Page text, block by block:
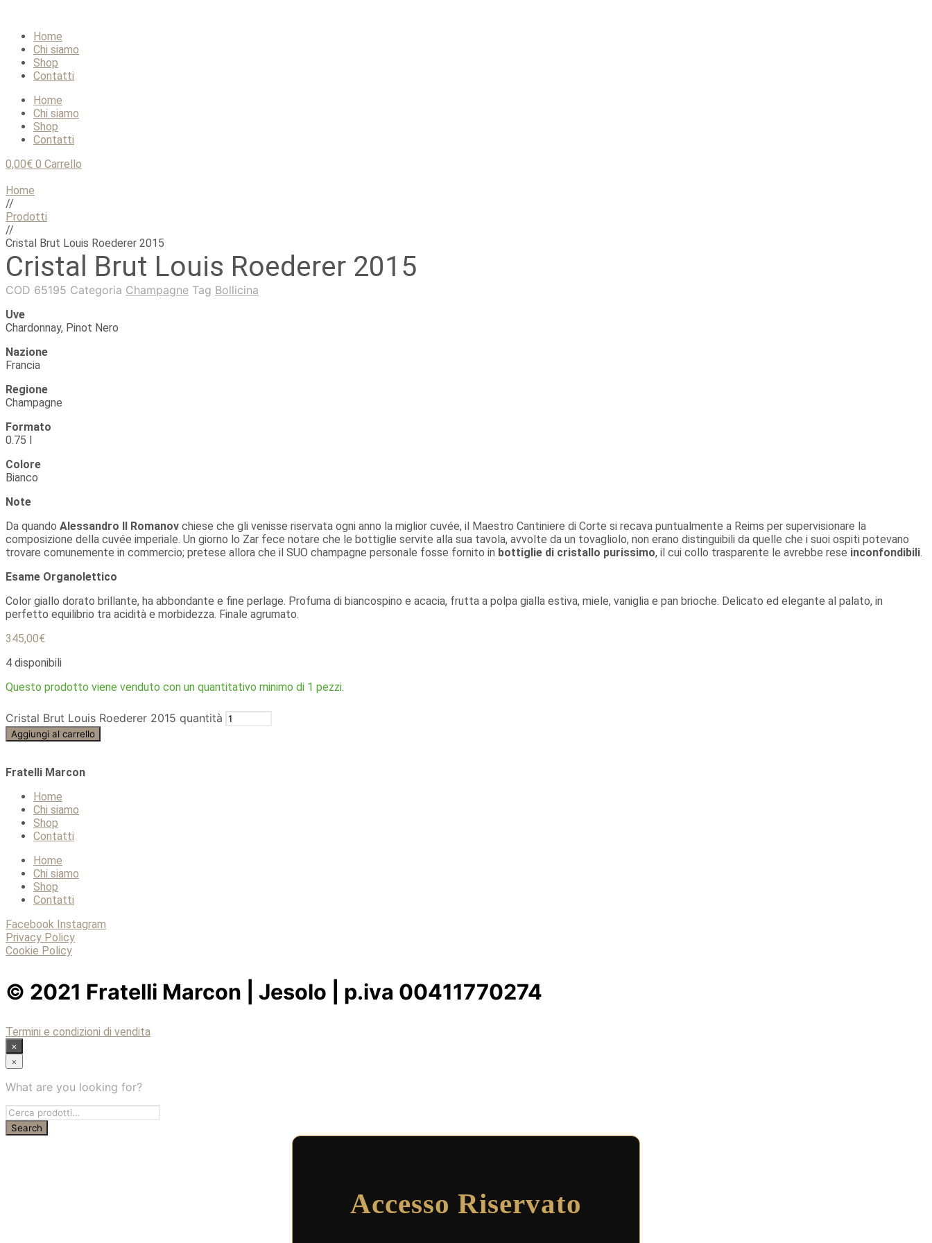
Home
Chi siamo
Shop
Contatti
Home
Chi siamo
Shop
Contatti
0,00€ 0 Carrello
Home
//
Prodotti
//
Cristal Brut Louis Roederer 2015
Cristal Brut Louis Roederer 2015
COD 65195 Categoria Champagne Tag Bollicina
Uve
Chardonnay, Pinot Nero
Nazione
Francia
Regione
Champagne
Formato
0.75 l
Colore
Bianco
Note
Da quando Alessandro II Romanov chiese che gli venisse riservata ogni anno la miglior cuvée, il Maestro Cantiniere di Corte si recava puntualmente a Reims per supervisionare la
composizione della cuvée imperiale. Un giorno lo Zar fece notare che le bottiglie servite alla sua tavola, avvolte da un tovagliolo, non erano distinguibili da quelle che i suoi ospiti potevano
trovare comunemente in commercio; pretese allora che il SUO champagne personale fosse fornito in bottiglie di cristallo purissimo, il cui collo trasparente le avrebbe rese inconfondibili.
Esame Organolettico
Color giallo dorato brillante, ha abbondante e fine perlage. Profuma di biancospino e acacia, frutta a polpa gialla estiva, miele, vaniglia e pan brioche. Delicato ed elegante al palato, in
perfetto equilibrio tra acidità e morbidezza. Finale agrumato.
345,00€
4 disponibili
Questo prodotto viene venduto con un quantitativo minimo di 1 pezzi.
Cristal Brut Louis Roederer 2015 quantità
Aggiungi al carrello
Fratelli Marcon
Home
Chi siamo
Shop
Contatti
Home
Chi siamo
Shop
Contatti
Facebook Instagram
Privacy Policy
Cookie Policy
© 2021 Fratelli Marcon | Jesolo | p.iva 00411770274
Termini e condizioni di vendita
×
×
What are you looking for?
Accesso Riservato